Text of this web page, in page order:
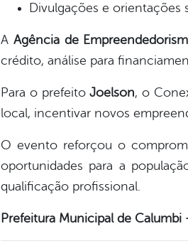
Divulgações e orientações
A Agência de
crédito, análise para
Para o prefeitoJoelson, o
local, incentivar novos
O evento reforçou o
oportunidades para a
qualificação profissional.
Prefeitura Municipal de Calumbi